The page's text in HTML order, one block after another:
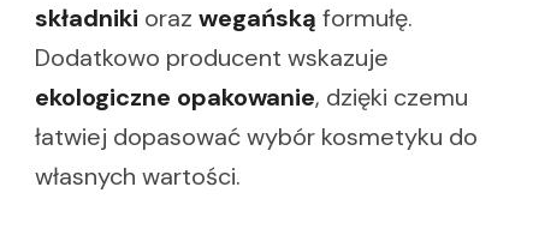
składniki oraz wegańską formułę.
Dodatkowo producent wskazuje
ekologiczne opakowanie, dzięki czemu
łatwiej dopasować wybór kosmetyku do
własnych wartości.